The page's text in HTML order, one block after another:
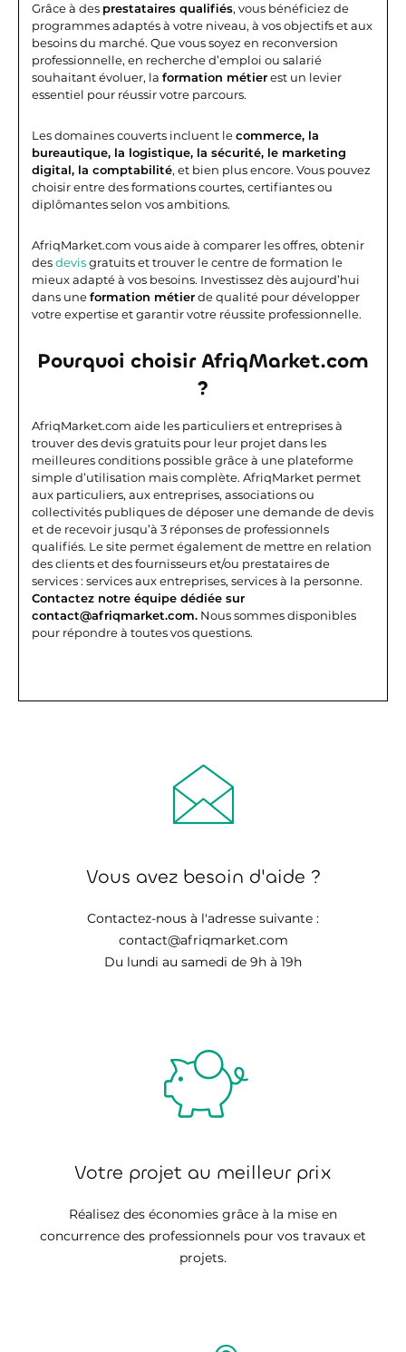
Grâce à des prestataires qualifiés, vous bénéficiez de
programmes adaptés à votre niveau, à vos objectifs et aux
besoins du marché. Que vous soyez en reconversion
professionnelle, en recherche d’emploi ou salarié
souhaitant évoluer, la formation métierest un levier
essentiel pour réussir votre parcours.
Les domaines couverts incluent lecommerce, la
bureautique, la logistique, la sécurité, le marketing
digital, la comptabilité, et bien plus encore. Vous pouvez
choisir entre des formations courtes, certifiantes ou
diplômantes selon vos ambitions.
AfriqMarket.com vous aide à comparer les offres, obtenir
desdevisgratuits et trouver le centre de formation le
mieux adapté à vos besoins. Investissez dès aujourd’hui
dans uneformation métierde qualité pour développer
votre expertise et garantir votre réussite professionnelle.
Pourquoi choisir AfriqMarket.com
?
AfriqMarket.com aide les particuliers et entreprises à
trouver des devis gratuits pour leur projet dans les
meilleures conditions possible grâce à une plateforme
simple d’utilisation mais complète. AfriqMarket permet
aux particuliers, aux entreprises, associations ou
collectivités publiques de déposer une demande de devis
et de recevoir jusqu’à 3 réponses de professionnels
qualifiés. Le site permet également de mettre en relation
des clients et des fournisseurs et/ou prestataires de
services : services aux entreprises, services à la personne.
Contactez notre équipe dédiée sur
contact@afriqmarket.com. Nous sommes disponibles
pour répondre à toutes vos questions.
Vous avez besoin d'aide ?
Contactez-nous à l'adresse suivante :
contact@afriqmarket.com
Du lundi au samedi de 9h à 19h
Votre projet au meilleur prix
Réalisez des économies grâce à la mise en
concurrence des professionnels pour vos travaux et
projets.